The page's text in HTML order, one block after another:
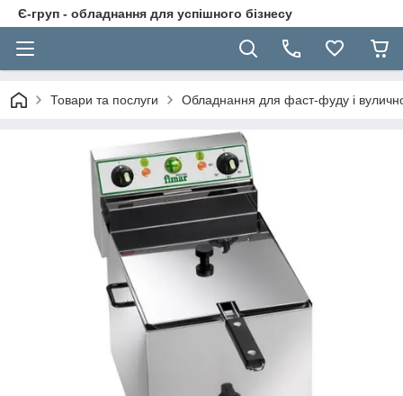
Є-груп - обладнання для успішного бізнесу
Товари та послуги Обладнання для фаст-фуду і